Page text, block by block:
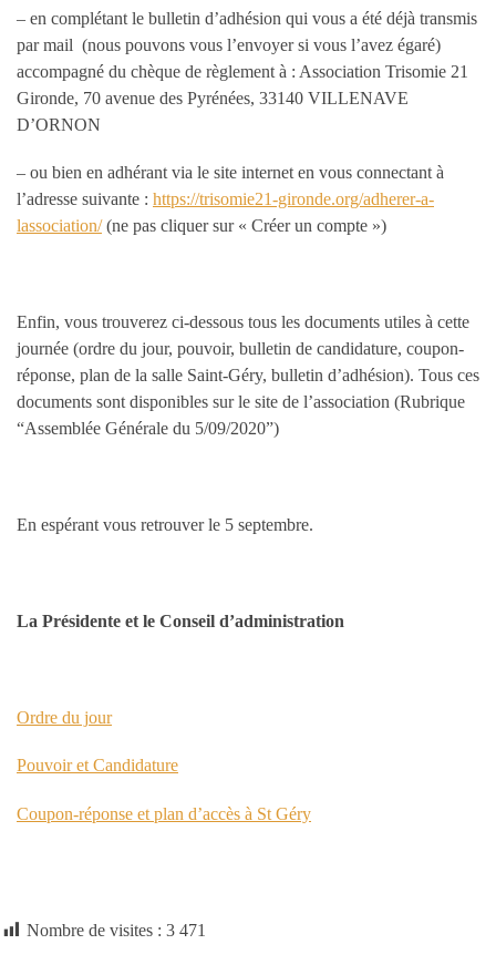
– en complétant le bulletin d’adhésion qui vous a été déjà transmis
par mail (nous pouvons vous l’envoyer si vous l’avez égaré)
accompagné du chèque de règlement à : Association Trisomie 21
Gironde, 70 avenue des Pyrénées, 33140 VILLENAVE
D’ORNON
– ou bien en adhérant via le site internet en vous connectant à
l’adresse suivante : https://trisomie21-gironde.org/adherer-a-
lassociation/(ne pas cliquer sur « Créer un compte »)
Enfin, vous trouverez ci-dessous tous les documents utiles à cette
journée (ordre du jour, pouvoir, bulletin de candidature, coupon-
réponse, plan de la salle Saint-Géry, bulletin d’adhésion). Tous ces
documents sont disponibles sur le site de l’association (Rubrique
“Assemblée Générale du 5/09/2020”)
En espérant vous retrouver le 5 septembre.
La Présidente et le Conseil d’administration
Ordre du jour
Pouvoir et Candidature
Coupon-réponse et plan d’accès à St Géry
Nombre de visites : 3 471